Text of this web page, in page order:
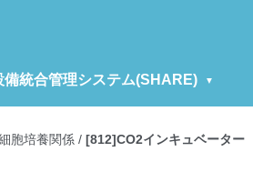
備統合管理システム(SHARE)
胞培養関係 / [812]CO2インキュベーター